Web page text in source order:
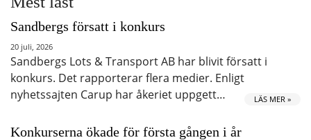
Sandbergs försatt i konkurs
20 juli, 2026
Sandbergs Lots & Transport AB har blivit försatt i
konkurs. Det rapporterar flera medier. Enligt
nyhetssajten Carup har åkeriet uppgett…
LÄS MER »
Konkurserna ökade för första gången i år